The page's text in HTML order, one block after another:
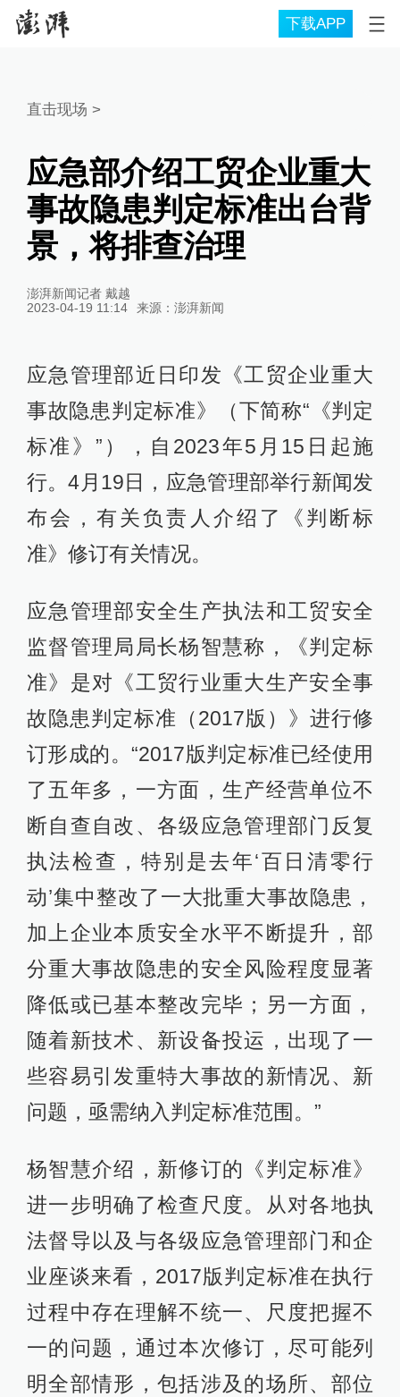
下载APP
直击现场 >
应急部介绍工贸企业重大
事故隐患判定标准出台背
景，将排查治理
澎湃新闻记者 戴越
2023-04-19 11:14
来源： 澎湃新闻
应急管理部近日印发《工贸企业重大
事故隐患判定标准》（下简称“《判定
标准》”），自2023年5月15日起施
行。4月19日，应急管理部举行新闻发
布会，有关负责人介绍了《判断标
准》修订有关情况。
应急管理部安全生产执法和工贸安全
监督管理局局长杨智慧称，《判定标
准》是对《工贸行业重大生产安全事
故隐患判定标准（2017版）》进行修
订形成的。“2017版判定标准已经使用
了五年多，一方面，生产经营单位不
断自查自改、各级应急管理部门反复
执法检查，特别是去年‘百日清零行
动’集中整改了一大批重大事故隐患，
加上企业本质安全水平不断提升，部
分重大事故隐患的安全风险程度显著
降低或已基本整改完毕；另一方面，
随着新技术、新设备投运，出现了一
些容易引发重特大事故的新情况、新
问题，亟需纳入判定标准范围。”
杨智慧介绍，新修订的《判定标准》
进一步明确了检查尺度。从对各地执
法督导以及与各级应急管理部门和企
业座谈来看，2017版判定标准在执行
过程中存在理解不统一、尺度把握不
一的问题，通过本次修订，尽可能列
明全部情形，包括涉及的场所、部位